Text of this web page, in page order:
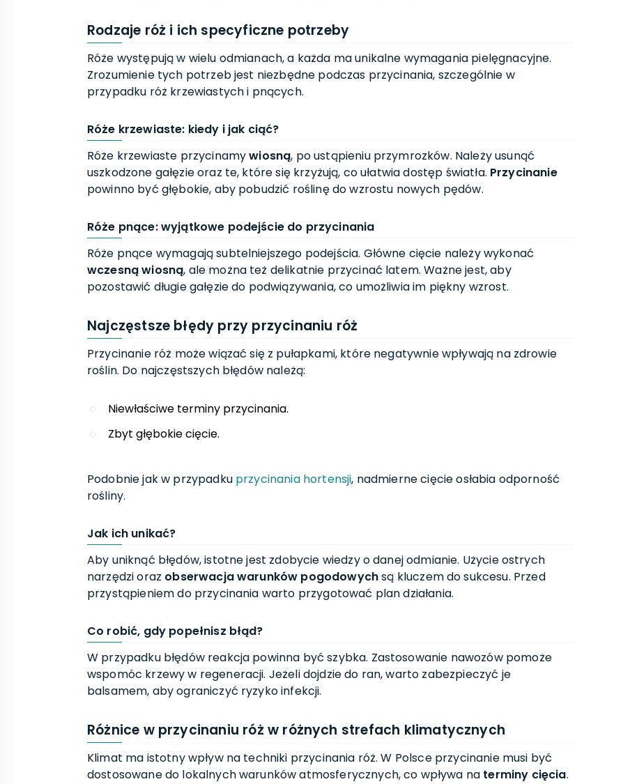
Rodzaje róż i ich specyficzne potrzeby
Róże występują w wielu odmianach, a każda ma unikalne wymagania pielęgnacyjne.
Zrozumienie tych potrzeb jest niezbędne podczas przycinania, szczególnie w
przypadku róż krzewiastych i pnących.
Róże krzewiaste: kiedy i jak ciąć?
Róże krzewiaste przycinamywiosną, po ustąpieniu przymrozków. Należy usunąć
uszkodzone gałęzie oraz te, które się krzyżują, co ułatwia dostęp światła. Przycinanie
powinno być głębokie, aby pobudzić roślinę do wzrostu nowych pędów.
Róże pnące: wyjątkowe podejście do przycinania
Róże pnące wymagają subtelniejszego podejścia. Główne cięcie należy wykonać
wczesną wiosną, ale można też delikatnie przycinać latem. Ważne jest, aby
pozostawić długie gałęzie do podwiązywania, co umożliwia im piękny wzrost.
Najczęstsze błędy przy przycinaniu róż
Przycinanie róż może wiązać się z pułapkami, które negatywnie wpływają na zdrowie
roślin. Do najczęstszych błędów należą:
Niewłaściwe terminy przycinania.
Zbyt głębokie cięcie.
Podobnie jak w przypadku przycinania hortensji, nadmierne cięcie osłabia odporność
rośliny.
Jak ich unikać?
Aby uniknąć błędów, istotne jest zdobycie wiedzy o danej odmianie. Użycie ostrych
narzędzi oraz obserwacja warunków pogodowychsą kluczem do sukcesu. Przed
przystąpieniem do przycinania warto przygotować plan działania.
Co robić, gdy popełnisz błąd?
W przypadku błędów reakcja powinna być szybka. Zastosowanie nawozów pomoże
wspomóc krzewy w regeneracji. Jeżeli dojdzie do ran, warto zabezpieczyć je
balsamem, aby ograniczyć ryzyko infekcji.
Różnice w przycinaniu róż w różnych strefach klimatycznych
Klimat ma istotny wpływ na techniki przycinania róż. W Polsce przycinanie musi być
dostosowane do lokalnych warunków atmosferycznych, co wpływa na terminy cięcia.